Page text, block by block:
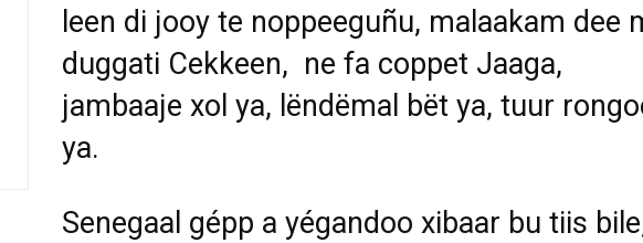
leen di jooy te noppeeguñu, malaakam dee
duggati Cekkeen, ne fa coppet Jaaga,
jambaaje xol ya, lëndëmal bët ya, tuur
ya.
Senegaal gépp a yégandoo xibaar bu tiis